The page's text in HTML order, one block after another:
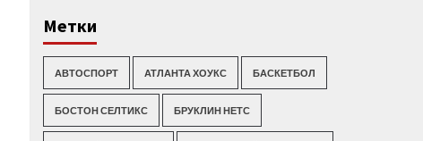
Метки
АВТОСПОРТ АТЛАНТА ХОУКС БАСКЕТБОЛ
БОСТОН СЕЛТИКС БРУКЛИН НЕТС